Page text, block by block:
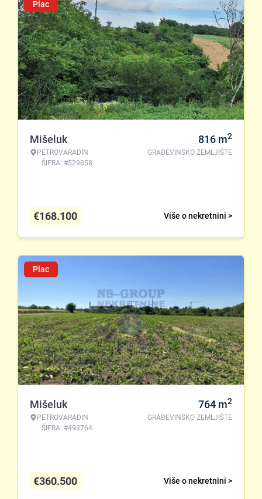
Plac
Mišeluk
PETROVARADIN
ŠIFRA: #529858
816 m2
GRAĐEVINSKO ZEMLJIŠTE
Više o nekretnini >
€168.100
Plac
Mišeluk
PETROVARADIN
ŠIFRA: #493764
764 m2
GRAĐEVINSKO ZEMLJIŠTE
Više o nekretnini >
€360.500